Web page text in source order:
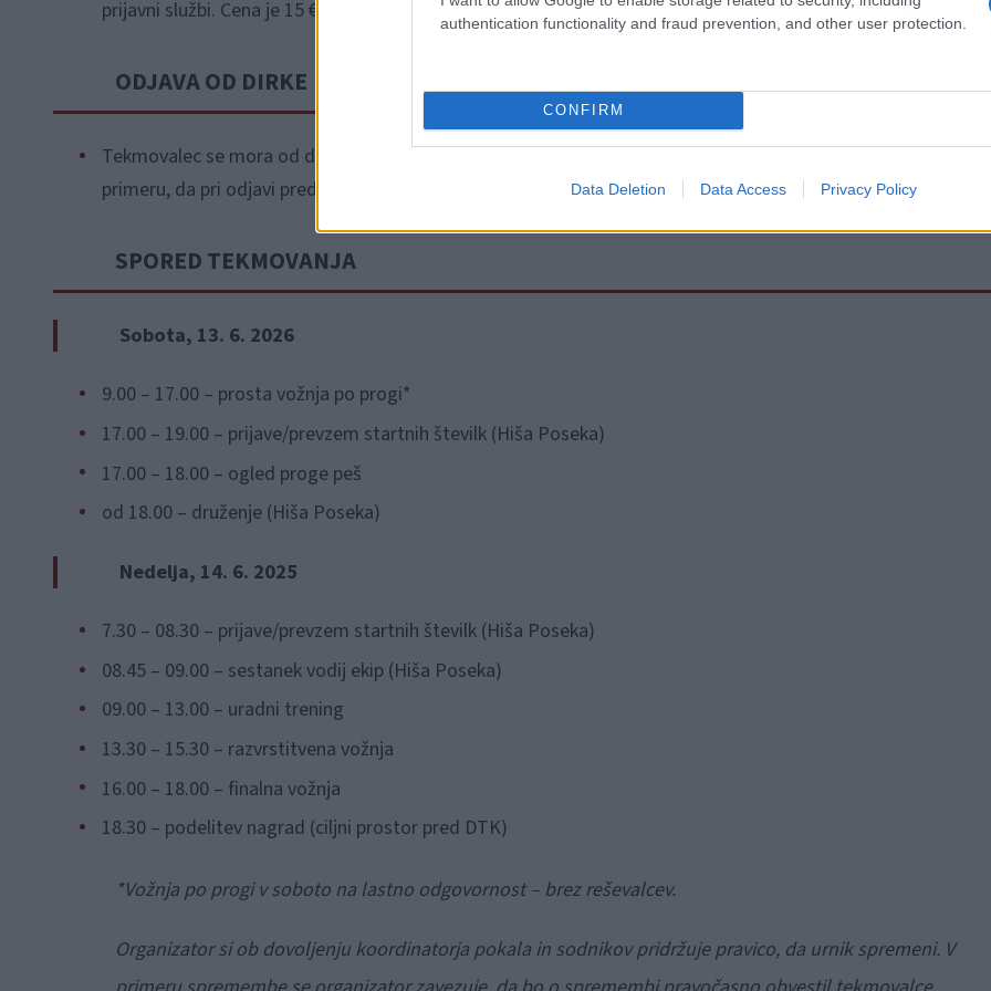
authentication functionality and fraud prevention, and other user protection.
CONFIRM
Data Deletion Data Access Privacy Policy
prijavni službi. Cena je 15 €.
ODJAVA OD DIRKE
Tekmovalec se mora od dirke odjaviti najkasneje do 12. ure do petka pred dirko. Tekmovalcu se startnina
primeru, da pri odjavi predloži zdravniško potrdilo.
SPORED TEKMOVANJA
Sobota, 13. 6. 2026
9.00 – 17.00 – prosta vožnja po progi*
17.00 – 19.00 – prijave/prevzem startnih številk (Hiša Poseka)
17.00 – 18.00 – ogled proge peš
od 18.00 – druženje (Hiša Poseka)
Nedelja, 14. 6. 2025
7.30 – 08.30 – prijave/prevzem startnih številk (Hiša Poseka)
08.45 – 09.00 – sestanek vodij ekip (Hiša Poseka)
09.00 – 13.00 – uradni trening
13.30 – 15.30 – razvrstitvena vožnja
16.00 – 18.00 – finalna vožnja
18.30 – podelitev nagrad (ciljni prostor pred DTK)
*Vožnja po progi v soboto na lastno odgovornost – brez reševalcev.
Organizator si ob dovoljenju koordinatorja pokala in sodnikov pridržuje pravico, da urnik spremeni. V